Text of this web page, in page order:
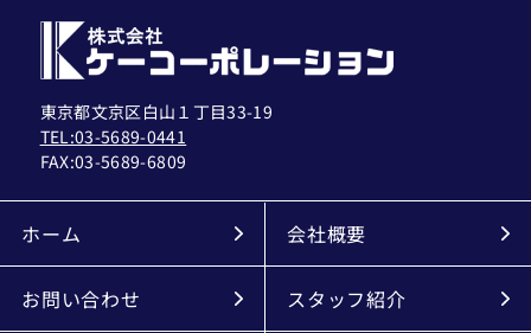
東京都文京区白山１丁目33-19
TEL:03-5689-0441
FAX:03-5689-6809
ホーム 会社概要
お問い合わせ スタッフ紹介